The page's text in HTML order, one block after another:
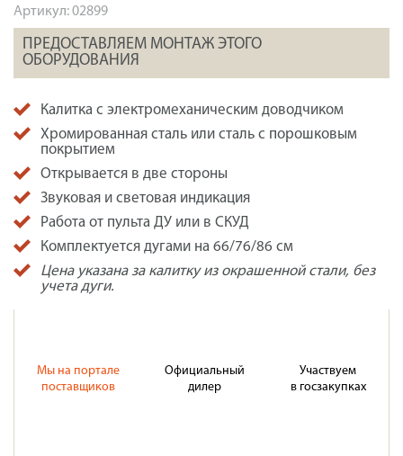
Артикул:02899
ПРЕДОСТАВЛЯЕМ МОНТАЖ ЭТОГО
ОБОРУДОВАНИЯ
Калитка с электромеханическим доводчиком
Хромированная сталь или сталь с порошковым
покрытием
Открывается в две стороны
Звуковая и световая индикация
Работа от пульта ДУ или в СКУД
Комплектуется дугами на 66/76/86 см
Цена указана за калитку из окрашенной стали, без
учета дуги.
Мы на портале
поставщиков
Официальный
дилер
Участвуем
в госзакупках